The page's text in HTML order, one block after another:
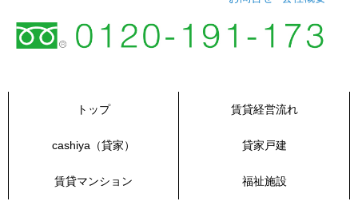
トップ 賃貸経営流れ
cashiya（貸家） 貸家戸建
賃貸マンション 福祉施設